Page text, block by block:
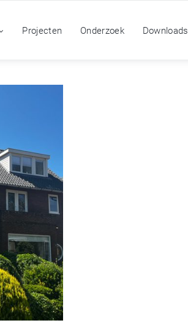
Projecten Onderzoek Downloads